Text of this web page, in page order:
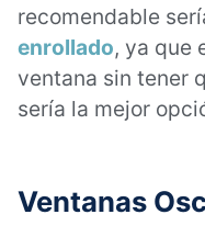
recomendable
enrollado, ya que
ventana sin tener
sería la mejor
Ventanas